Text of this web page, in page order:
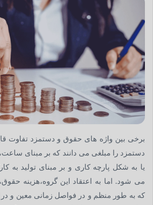
برخی بین واژه های حقوق و دستمزد تفاوت
دستمزد را مبلغی می دانند که بر مبنای
یا به شکل پارچه کاری و بر مبنای تولید به
می شود. اما به اعتقاد این گروه،هزینه
که به طور منظم و در فواصل زمانی معین و